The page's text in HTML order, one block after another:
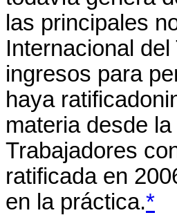
las principales
Internacional
ingresos para
haya
materia desde
Trabajadores
ratificada en
en la práctica.*